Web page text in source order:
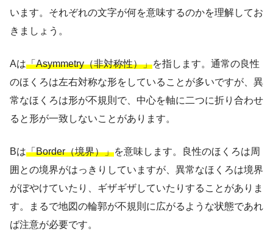
います。それぞれの文字が何を意味するのかを理解してお
きましょう。
Aは「Asymmetry（非対称性）」を指します。通常の良性
のほくろは左右対称な形をしていることが多いですが、異
常なほくろは形が不規則で、中心を軸に二つに折り合わせ
ると形が一致しないことがあります。
Bは「Border（境界）」を意味します。良性のほくろは周
囲との境界がはっきりしていますが、異常なほくろは境界
がぼやけていたり、ギザギザしていたりすることがありま
す。まるで地図の輪郭が不規則に広がるような状態であれ
ば注意が必要です。